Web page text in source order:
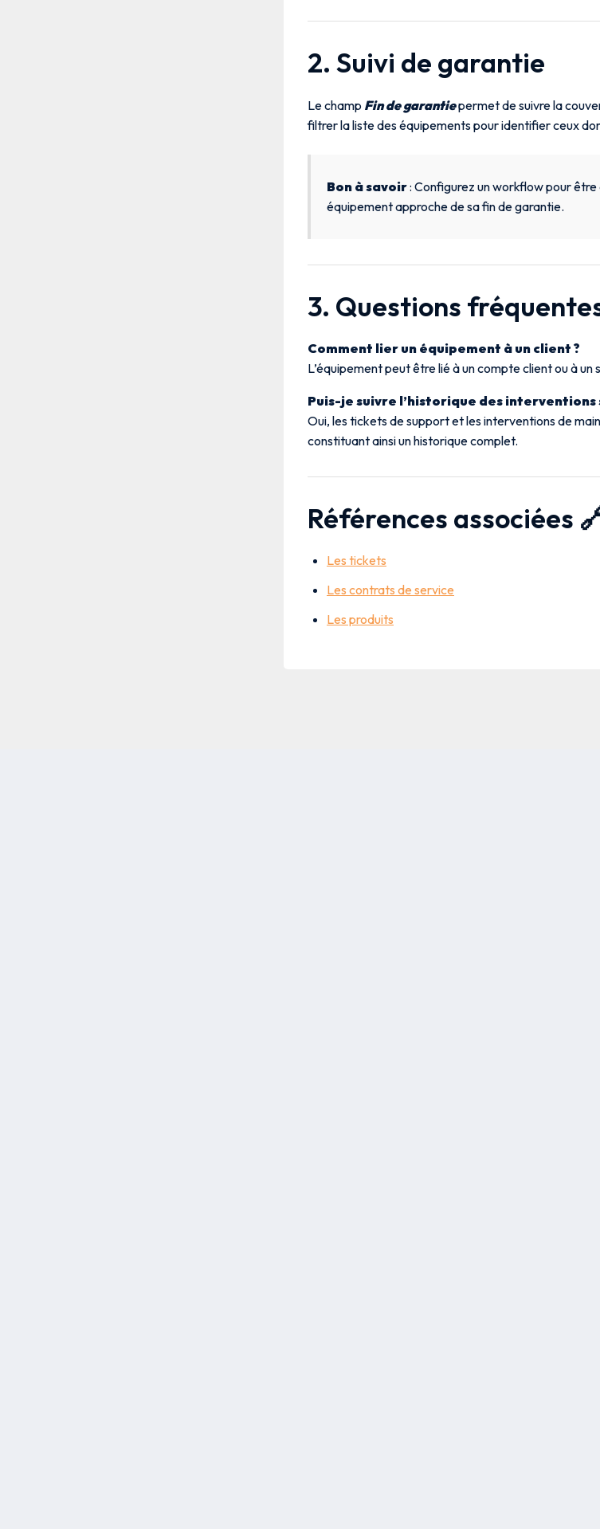
2. Suivi de garantie
Le champ Fin de garantiepermet de suivre la
filtrer la liste des équipements pour identifier ceux
Bon à savoir: Configurez un workflow pour
équipement approche de sa fin de garantie.
3. Questions
Comment lier un équipement à un client ?
L’équipement peut être lié à un compte client ou à
Puis-je suivre l’historique des interventions
Oui, les tickets de support et les interventions de
constituant ainsi un historique complet.
Références associées
Les tickets
Les contrats de service
Les produits